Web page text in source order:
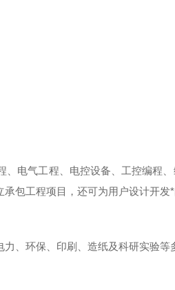
电气工程、电控设备、工控编程
包工程项目，还可为用户设计开
、环保、印刷、造纸及科研实验等